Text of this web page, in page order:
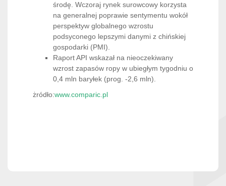
środę. Wczoraj rynek surowcowy korzysta
na generalnej poprawie sentymentu wokół
perspektyw globalnego wzrostu
podsyconego lepszymi danymi z chińskiej
gospodarki (PMI).
Raport API wskazał na nieoczekiwany
wzrost zapasów ropy w ubiegłym tygodniu o
0,4 mln baryłek (prog. -2,6 mln).
żródło:www.comparic.pl